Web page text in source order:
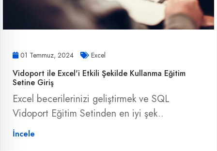
01 Temmuz, 2024 Excel
Vidoport ile Excel'i Etkili Şekilde Kullanma Eğitim
Setine Giriş
Excel becerilerinizi geliştirmek ve SQL
Vidoport Eğitim Setinden en iyi şek..
İncele